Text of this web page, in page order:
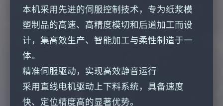
本机采用先进的伺服控制技术，专为纸浆模
塑制品的高速、高精度模切和后道加工而设
计，集高效生产、智能加工与柔性制造于一
体。
精准伺服驱动，实现高效静音运行
采用直线电机驱动上下料系统，具备速度
快、定位精度高的显著优势。